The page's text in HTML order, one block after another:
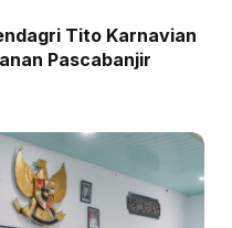
Tito Karnavian
Pascabanjir